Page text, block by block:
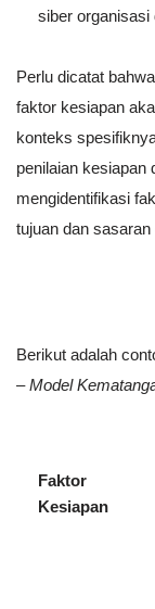
siber
Perlu dicatat
faktor kesiapan
konteks
penilaian kesiapan
mengidentifikasi
tujuan dan sasaran
Berikut adalah
– Model
Faktor
Kesiapan